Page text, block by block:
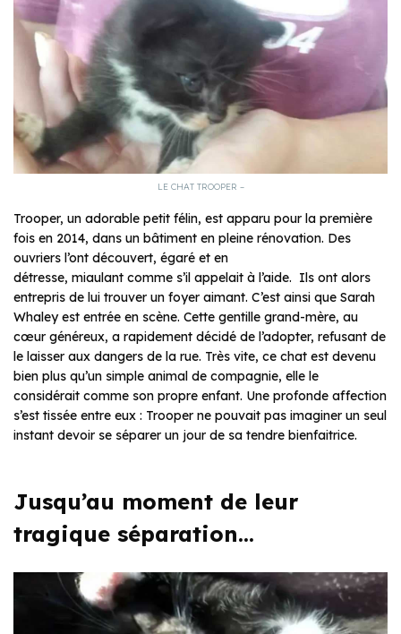
LE CHAT TROOPER –
Trooper, un adorable petit félin, est apparu pour la première
fois en 2014, dans un bâtiment en pleine rénovation. Des
ouvriers l’ont découvert, égaré et en
détresse, miaulant comme s’il appelait à l’aide. Ils ont alors
entrepris de lui trouver un foyer aimant. C’est ainsi que Sarah
Whaley est entrée en scène. Cette gentille grand-mère, au
cœur généreux, a rapidement décidé de l’adopter, refusant de
le laisser aux dangers de la rue. Très vite, ce chat est devenu
bien plus qu’un simple animal de compagnie, elle le
considérait comme son propre enfant. Une profonde affection
s’est tissée entre eux : Trooper ne pouvait pas imaginer un seul
instant devoir se séparer un jour de sa tendre bienfaitrice.
Jusqu’au moment de leur
tragique séparation…